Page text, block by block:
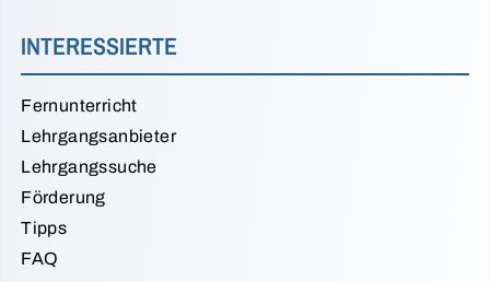
INTERESSIERTE
Fernunterricht
Lehrgangsanbieter
Lehrgangssuche
Förderung
Tipps
FAQ